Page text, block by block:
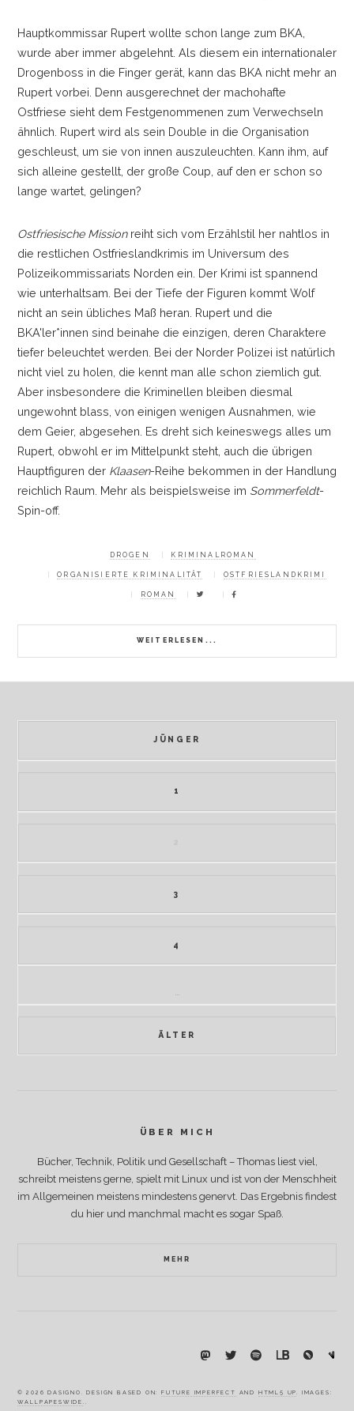
Hauptkommissar Rupert wollte schon lange zum BKA,
wurde aber immer abgelehnt. Als diesem ein internationaler
Drogenboss in die Finger gerät, kann das BKA nicht mehr an
Rupert vorbei. Denn ausgerechnet der machohafte
Ostfriese sieht dem Festgenommenen zum Verwechseln
ähnlich. Rupert wird als sein Double in die Organisation
geschleust, um sie von innen auszuleuchten. Kann ihm, auf
sich alleine gestellt, der große Coup, auf den er schon so
lange wartet, gelingen?
Ostfriesische Missionreiht sich vom Erzählstil her nahtlos in
die restlichen Ostfrieslandkrimis im Universum des
Polizeikommissariats Norden ein. Der Krimi ist spannend
wie unterhaltsam. Bei der Tiefe der Figuren kommt Wolf
nicht an sein übliches Maß heran. Rupert und die
BKA'ler*innen sind beinahe die einzigen, deren Charaktere
tiefer beleuchtet werden. Bei der Norder Polizei ist natürlich
nicht viel zu holen, die kennt man alle schon ziemlich gut.
Aber insbesondere die Kriminellen bleiben diesmal
ungewohnt blass, von einigen wenigen Ausnahmen, wie
dem Geier, abgesehen. Es dreht sich keineswegs alles um
Rupert, obwohl er im Mittelpunkt steht, auch die übrigen
Hauptfiguren der Klaasen-Reihe bekommen in der Handlung
reichlich Raum. Mehr als beispielsweise im Sommerfeldt-
Spin-off.
WEITERLESEN...
DROGEN KRIMINALROMAN
ORGANISIERTE KRIMINALITÄT OSTFRIESLANDKRIMI
ROMAN
JÜNGER
1
3
4
ÄLTER
ÜBER MICH
Bücher, Technik, Politik und Gesellschaft – Thomas liest viel,
schreibt meistens gerne, spielt mit Linux und ist von der Menschheit
im Allgemeinen meistens mindestens genervt. Das Ergebnis findest
du hier und manchmal macht es sogar Spaß.
MEHR
© 2026 DASIGNO. DESIGN BASED ON: FUTURE IMPERFECT AND HTML5 UP
. IMAGES:
WALLPAPESWIDE